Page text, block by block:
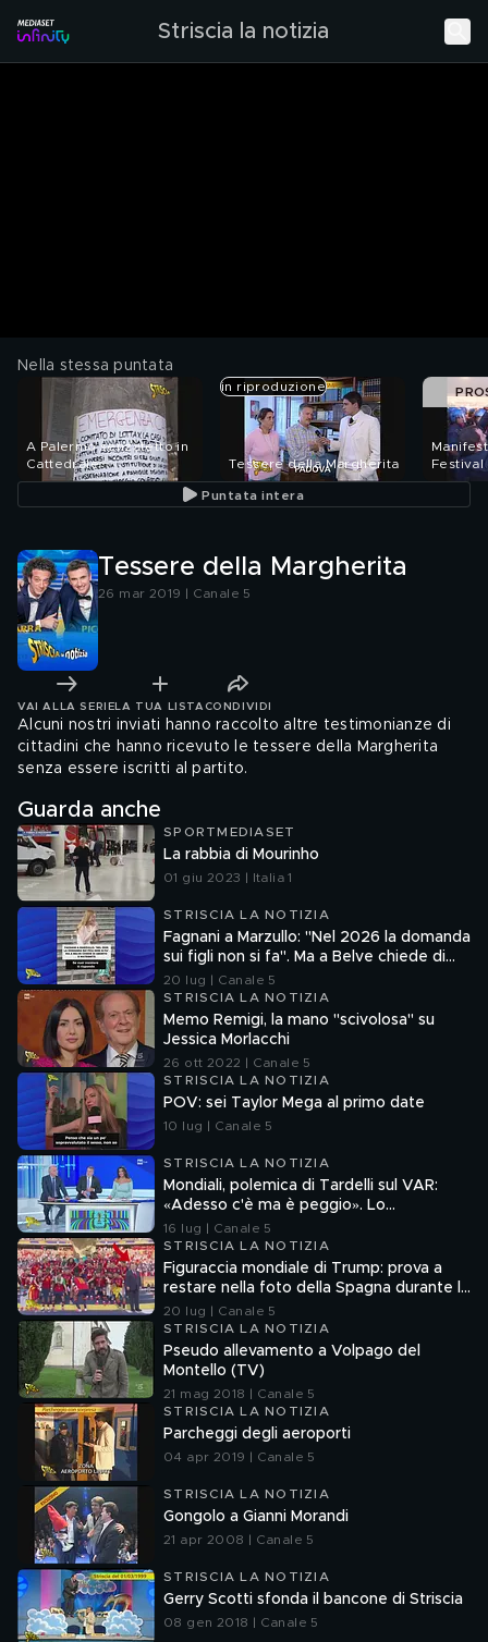
Striscia la notizia
Nella stessa puntata
A Palermo senzatetto in
Cattedrale
in riproduzione
Tessere della Margherita
Festival
Puntata intera
Tessere della Margherita
26 mar 2019 | Canale 5
VAI ALLA SERIE LA TUA LISTA CONDIVIDI
Alcuni nostri inviati hanno raccolto altre testimonianze di
cittadini che hanno ricevuto le tessere della Margherita
senza essere iscritti al partito.
Guarda anche
SPORTMEDIASET
La rabbia di Mourinho
01 giu 2023 | Italia 1
STRISCIA LA NOTIZIA
Fagnani a Marzullo: "Nel 2026 la domanda
sui figli non si fa". Ma a Belve chiede di
aborto e maternità
20 lug | Canale 5
STRISCIA LA NOTIZIA
Memo Remigi, la mano "scivolosa" su
Jessica Morlacchi
26 ott 2022 | Canale 5
STRISCIA LA NOTIZIA
POV: sei Taylor Mega al primo date
10 lug | Canale 5
STRISCIA LA NOTIZIA
Mondiali, polemica di Tardelli sul VAR:
«Adesso c'è ma è peggio». Lo
scappellotto di Bellingham a Barco
16 lug | Canale 5
STRISCIA LA NOTIZIA
Figuraccia mondiale di Trump: prova a
restare nella foto della Spagna durante la
premiazione
20 lug | Canale 5
STRISCIA LA NOTIZIA
Pseudo allevamento a Volpago del
Montello (TV)
21 mag 2018 | Canale 5
STRISCIA LA NOTIZIA
Parcheggi degli aeroporti
04 apr 2019 | Canale 5
STRISCIA LA NOTIZIA
Gongolo a Gianni Morandi
21 apr 2008 | Canale 5
STRISCIA LA NOTIZIA
Gerry Scotti sfonda il bancone di Striscia
08 gen 2018 | Canale 5